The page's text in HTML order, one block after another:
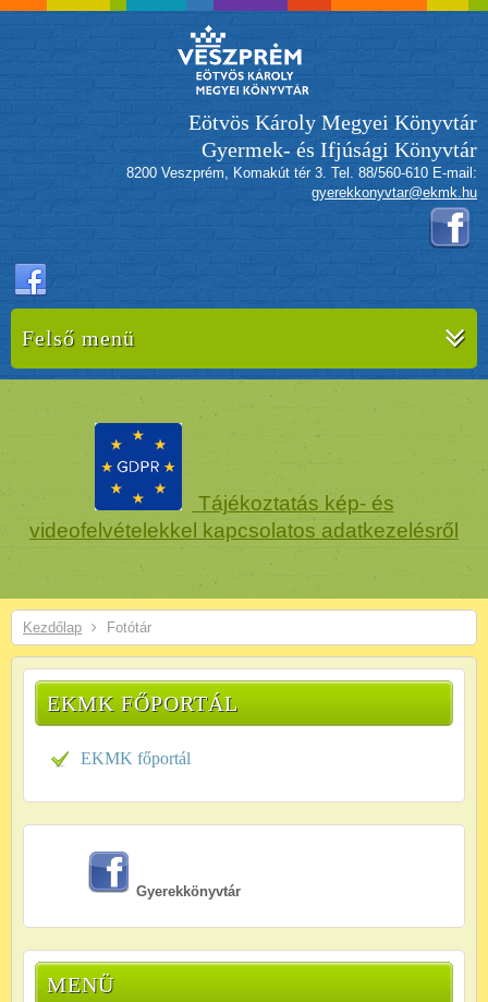
Eötvös Károly Megyei Könyvtár
Gyermek- és Ifjúsági Könyvtár
8200 Veszprém, Komakút tér 3. Tel. 88/560-610 E-mail:
gyerekkonyvtar@ekmk.hu
Felső menü
Tájékoztatás kép- és
videofelvételekkel kapcsolatos adatkezelésről
Kezdőlap Fotótár
EKMK FŐPORTÁL
EKMK főportál
Gyerekkönyvtár
MENÜ